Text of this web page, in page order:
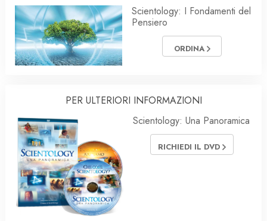
Scientology: I Fondamenti del
Pensiero
ORDINA
PER ULTERIORI INFORMAZIONI
Scientology: Una Panoramica
RICHIEDI IL DVD